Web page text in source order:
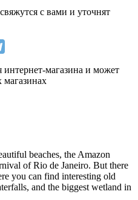
с вами и уточнят
интернет-магазина и может
магазинах
beaches, the Amazon
of Rio de Janeiro. But there
you can find interesting old
and the biggest wetland in